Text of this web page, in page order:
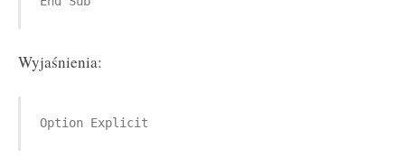
Wyjaśnienia:
Option Explicit